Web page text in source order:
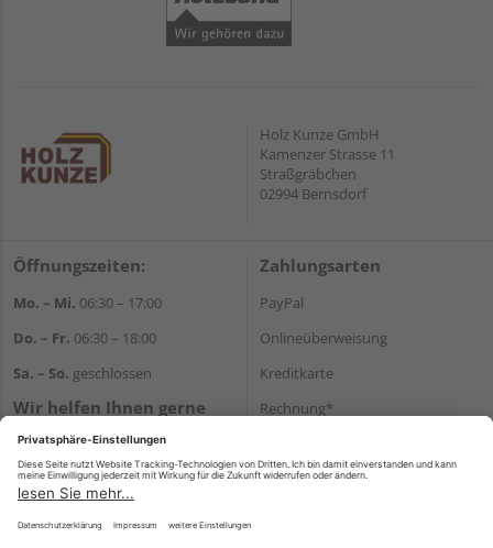
Holz Kunze GmbH
Kamenzer Strasse 11
Straßgräbchen
02994 Bernsdorf
Öffnungszeiten:
Mo. – Mi. 06:30 – 17:00
Do. – Fr. 06:30 – 18:00
Sa. – So. geschlossen
Wir helfen Ihnen gerne
weiter
+49 35723 23123
E-Mail:info@holz-kunze.de
Zahlungsarten
PayPal
Onlineüberweisung
Kreditkarte
Rechnung*
Versand